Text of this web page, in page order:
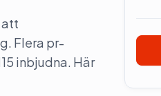
att
Flera pr-
inbjudna. Här